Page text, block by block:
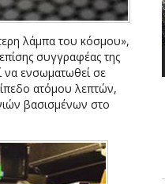
λάμπα του κόσμου»,
συγγραφέας της
να ενσωματωθεί σε
ατόμου λεπτών,
βασισμένων στο